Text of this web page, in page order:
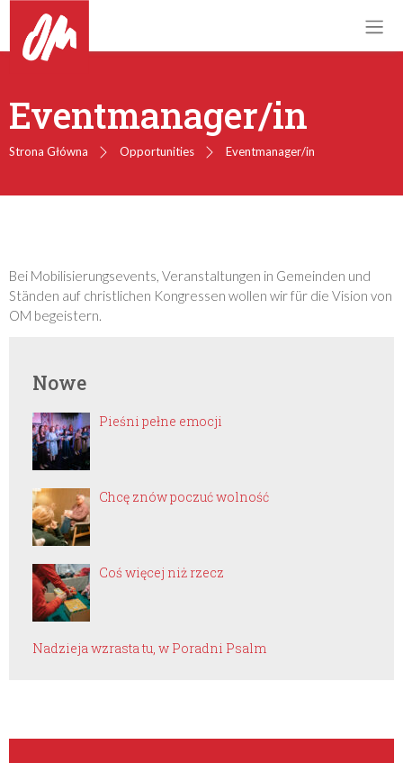
Eventmanager/in
Strona Główna Opportunities Eventmanager/in
Bei Mobilisierungsevents, Veranstaltungen in Gemeinden und
Ständen auf christlichen Kongressen wollen wir für die Vision von
OM begeistern.
Nowe
Pieśni pełne emocji
Chcę znów poczuć wolność
Coś więcej niż rzecz
Nadzieja wzrasta tu, w Poradni Psalm